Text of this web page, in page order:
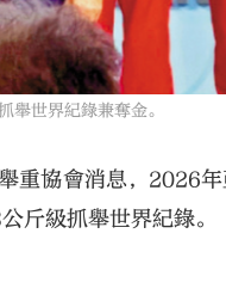
世界紀錄兼奪金。
重協會消息，2026
斤級抓舉世界紀錄。